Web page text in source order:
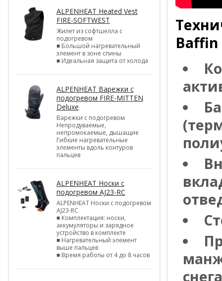
ALPENHEAT Heated Vest
FIRE-SOFTWEST
Жилет из софтшелла с
подогревом
■ Большой нагревательный
элемент в зоне спины
■ Идеальная защита от холода
ALPENHEAT Варежки с
подогревом FIRE-MITTEN
Deluxe
Варежки с подогревом
Непродуваемые,
непромокаемые, дышащие
Гибкие нагревательные
элементы вдоль контуров
пальцев
ALPENHEAT Носки с
подогревом AJ23-RC
ALPENHEAT Носки с подогревом
AJ23-RC
■ Комплектация: носки,
аккумуляторы и зарядное
устройство в комплекте
■ Нагревательный элемент
выше пальцев
■ Время работы от 4 до 8 часов
Baffin